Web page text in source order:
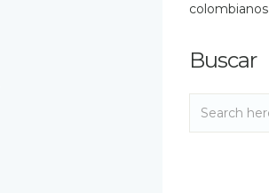
colombianos
Buscar